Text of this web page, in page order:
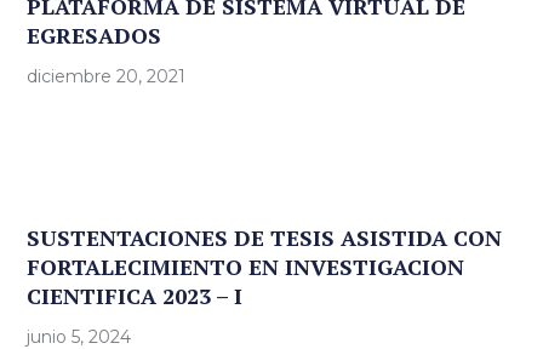
PLATAFORMA DE SISTEMA VIRTUAL DE
EGRESADOS
diciembre 20, 2021
SUSTENTACIONES DE TESIS ASISTIDA CON
FORTALECIMIENTO EN INVESTIGACION
CIENTIFICA 2023 – I
junio 5, 2024